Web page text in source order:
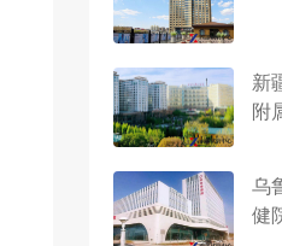
新
附
乌
健